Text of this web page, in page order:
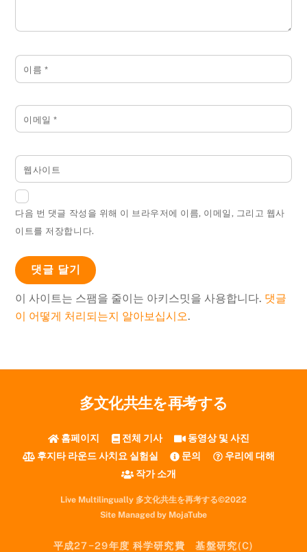
이름 *
이메일*
웹사이트
다음 번 댓글 작성을 위해 이 브라우저에 이름, 이메일, 그리고 웹사
이트를 저장합니다.
이 사이트는 스팸을 줄이는 아키스밋을 사용합니다. 댓글
이 어떻게 처리되는지 알아보십시오.
多文化共生を再考する
홈페이지 전체 기사
동영상 및 사진
후지타 라운드 사치요 실험실
문의
우리에 대해
작가 소개
Live Multilingually 多文化共生を再考する©2022
Site Managed by MojaTube
平成27−29年度 科学研究費 基盤研究(C)